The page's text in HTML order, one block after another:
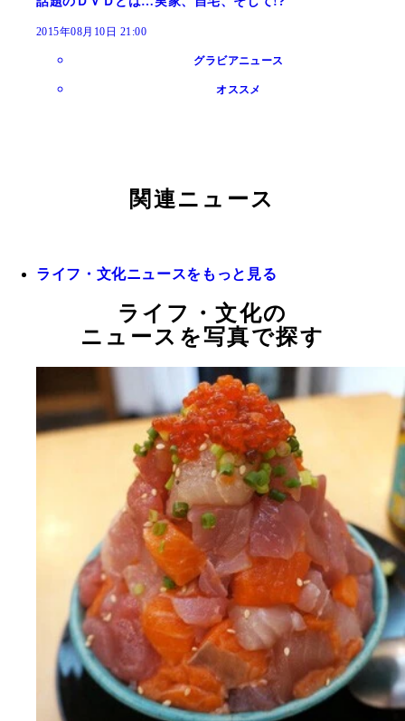
2015年08月10日 21:00
グラビアニュース
オススメ
関連ニュース
ライフ・文化ニュースをもっと見る
ライフ・文化の
ニュースを写真で探す